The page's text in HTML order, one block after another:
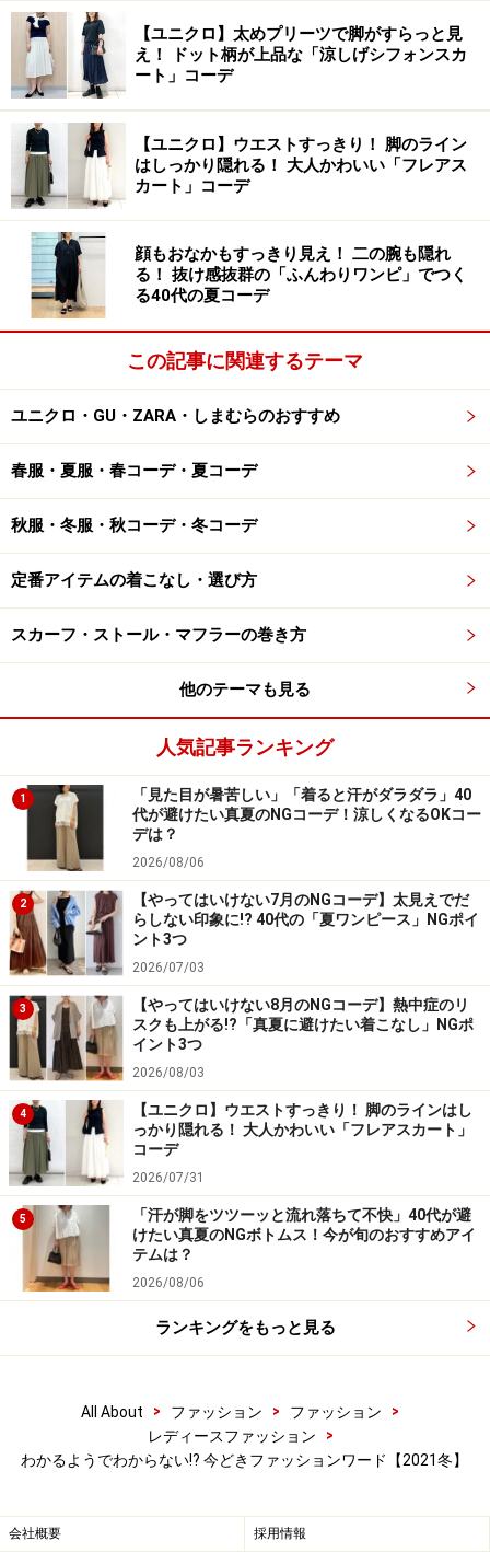
メンズライクな仕上がりです。
襟と、胸元のフラップ（フタ付き）ポケットがCPOジャ
ケットの特徴。厚手の素材を使用したシャツのようなデ
ザインなので、日本では「シャツジャケット」と呼ばれ
ているケースも多く、基本的にはアウターに分類される
アイテムです。
オーバーサイズになったもの、ウエストマーク用のベル
トが付いているもの、膝ぐらいまでのロング丈のコート
など、デザインの種類も豊富に揃っており、デニムなど
のカジュアルパンツから、きれいめパンツ、フェミニン
なスカートからワンピースまで、どんなアイテムにも合
わせやすい万能アイテム。
また、襟があることできちんと感がプラスされ、カジュ
アルになりすぎず、40代の女性も取り入れやすいので一
枚持っておくと便利です。
ダスティピンクなど、くすみ色を指す「ダ
「ダスティピンク」はくすんだ色合いのピンクを指します
出典：WEAR
ダスティピンク、ダスティカラーなど、ファッション用
語として色合いを表現する時によく使われる「ダステ
ィ」という言葉。英語ではくすんだ、ほこりっぽい、と
いう意味で、グレーを混ぜたような、彩度が低めの落ち
着いた発色の色合いを指しています。ここ数年は特にく
すみ系カラーが人気なので、「ダスティ」という言葉を
多く目にするようになりましたよね。
例えば写真のコートは「ダスティピンク」と呼ばれる色
味なのですが、グレーがかかったような、くすみピンク
のような色合いのことを指しています。
カラーアイテムを取り入れると、雰囲気が明るく見えた
り、コーデにアクセントが付けやすいのですが「色物を
取り入れるのが苦手」「目立つので、いつも同じものを
着ているように見られてしまいそう」「飽きてしまいそ
う」という声が多く聞かれます。
なるので、大人女性が取り入れやすいのがメリット。程
よい明るさもありつつ、大人の普段着コーデに馴染ませ
の大きいものでもトライしやすいのが嬉しいですよね。
【ユニクロ】太めプリーツで脚がすらっと見
え！ ドット柄が上品な「涼しげシフォンスカ
ート」コーデ
【ユニクロ】ウエストすっきり！ 脚のライン
はしっかり隠れる！ 大人かわいい「フレアス
カート」コーデ
顔もおなかもすっきり見え！ 二の腕も隠れ
る！ 抜け感抜群の「ふんわりワンピ」でつく
る40代の夏コーデ
この記事に関連するテーマ
ユニクロ・GU・ZARA・しまむらのおすすめ
春服・夏服・春コーデ・夏コーデ
秋服・冬服・秋コーデ・冬コーデ
定番アイテムの着こなし・選び方
スカーフ・ストール・マフラーの巻き方
他のテーマも見る
人気記事ランキング
1
「見た目が暑苦しい」「着ると汗がダラダラ」40
代が避けたい真夏のNGコーデ！涼しくなるOKコー
デは？
2026/08/06
2
【やってはいけない7月のNGコーデ】太見えでだ
らしない印象に!? 40代の「夏ワンピース」NGポイ
ント3つ
2026/07/03
3
【やってはいけない8月のNGコーデ】熱中症のリ
スクも上がる!?「真夏に避けたい着こなし」NGポ
イント3つ
2026/08/03
4
【ユニクロ】ウエストすっきり！ 脚のラインはし
っかり隠れる！ 大人かわいい「フレアスカート」
コーデ
2026/07/31
5
「汗が脚をツツーッと流れ落ちて不快」40代が避
けたい真夏のNGボトムス！今が旬のおすすめアイ
テムは？
2026/08/06
ランキングをもっと見る
All About > ファッション > ファッション
>
レディースファッション
>
わかるようでわからない!? 今どきファッションワード【2021冬】
会社概要 採用情報